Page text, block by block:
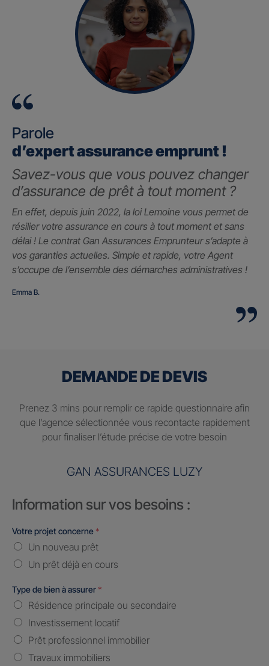
Parole
d’expert assurance emprunt !
Savez-vous que vous pouvez changer
d’assurance de prêt à tout moment ?
En effet, depuis juin 2022, la loi Lemoine vous permet de
résilier votre assurance en cours à tout moment et sans
délai ! Le contrat Gan Assurances Emprunteur s’adapte à
vos garanties actuelles. Simple et rapide, votre Agent
s’occupe de l’ensemble des démarches administratives !
Emma B.
DEMANDE DE DEVIS
Prenez 3 mins pour remplir ce rapide questionnaire afin
que l’agence sélectionnée vous recontacte rapidement
pour finaliser l’étude précise de votre besoin
GAN ASSURANCES LUZY
Information sur vos besoins :
Votre projet concerne *
Un nouveau prêt
Un prêt déjà en cours
Type de bien à assurer *
Résidence principale ou secondaire
Investissement locatif
Prêt professionnel immobilier
Travaux immobiliers